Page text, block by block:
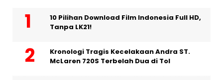
10 Pilihan Download Film Indonesia Full HD,
Tanpa LK21!
Kronologi Tragis Kecelakaan Andra ST.
McLaren 720S Terbelah Dua di Tol